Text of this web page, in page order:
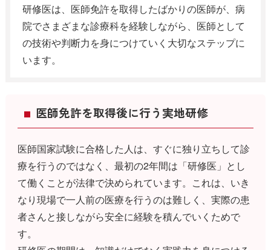
研修医は、医師免許を取得したばかりの医師が、病
院でさまざまな診療科を経験しながら、医師として
の技術や判断力を身につけていく大切なステップに
います。
医師免許を取得後に行う実地研修
医師国家試験に合格した人は、すぐに独り立ちして診
療を行うのではなく、最初の2年間は「研修医」とし
て働くことが法律で決められています。これは、いき
なり現場で一人前の医療を行うのは難しく、実際の患
者さんと接しながら安全に経験を積んでいくためで
す。